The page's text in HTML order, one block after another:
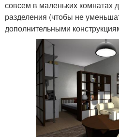
совсем в маленьких комнатах
разделения (чтобы не
дополнительными